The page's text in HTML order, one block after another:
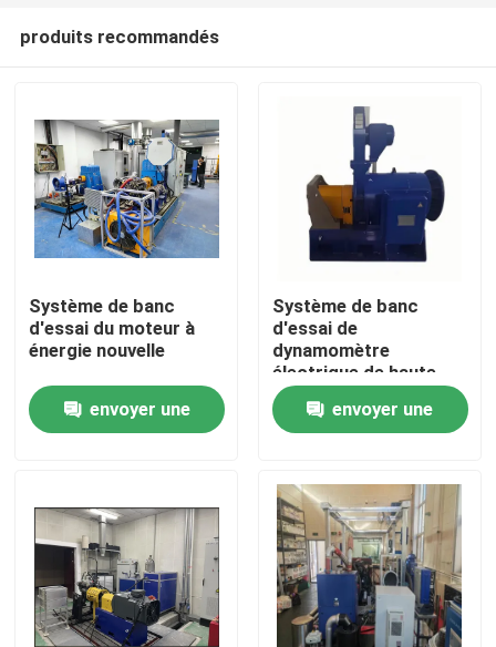
À la maison
Produits
Visite de l'usine
Contrôle qualité
produits recommandés
Système de banc
d'essai du moteur à
énergie nouvelle
envoyer une
Système de banc
d'essai de
dynamomètre
électrique de haute
précision
envoyer une